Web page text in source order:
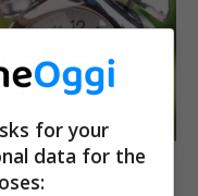
for your
data for the